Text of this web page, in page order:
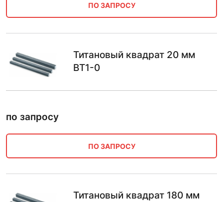
ПО ЗАПРОСУ
Титановый квадрат 20 мм
ВТ1-0
по запросу
ПО ЗАПРОСУ
Титановый квадрат 180 мм